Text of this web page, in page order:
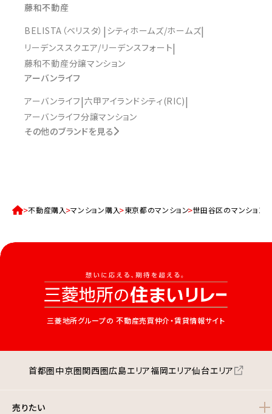
藤和不動産
BELISTA（ベリスタ） シティホームズ/ホームズ
リーデンススクエア/リーデンスフォート
藤和不動産分譲マンション
アーバンライフ
アーバンライフ 六甲アイランドシティ(RIC)
アーバンライフ分譲マンション
その他のブランドを見る
不動産購入 マンション購入 東京都のマンション 世田谷区のマンション
三菱地所グループの 不動産売買仲介・賃貸情報サイト
首都圏中京圏関西圏広島エリア福岡エリア仙台エリア
売りたい